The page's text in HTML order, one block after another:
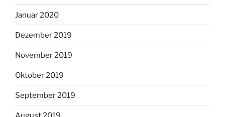
Januar 2020
Dezember 2019
November 2019
Oktober 2019
September 2019